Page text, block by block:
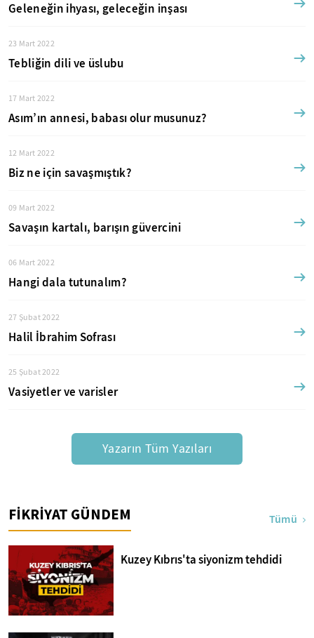
Geleneğin ihyası, geleceğin inşası
23 Mart 2022
Tebliğin dili ve üslubu
17 Mart 2022
Asım’ın annesi, babası olur musunuz?
12 Mart 2022
Biz ne için savaşmıştık?
09 Mart 2022
Savaşın kartalı, barışın güvercini
06 Mart 2022
Hangi dala tutunalım?
27 Şubat 2022
Halil İbrahim Sofrası
25 Şubat 2022
Vasiyetler ve varisler
Yazarın Tüm Yazıları
FİKRİYAT GÜNDEM Tümü
Kuzey Kıbrıs'ta siyonizm tehdidi